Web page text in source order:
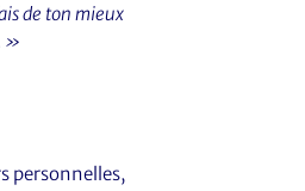
de ton mieux
»
personnelles,